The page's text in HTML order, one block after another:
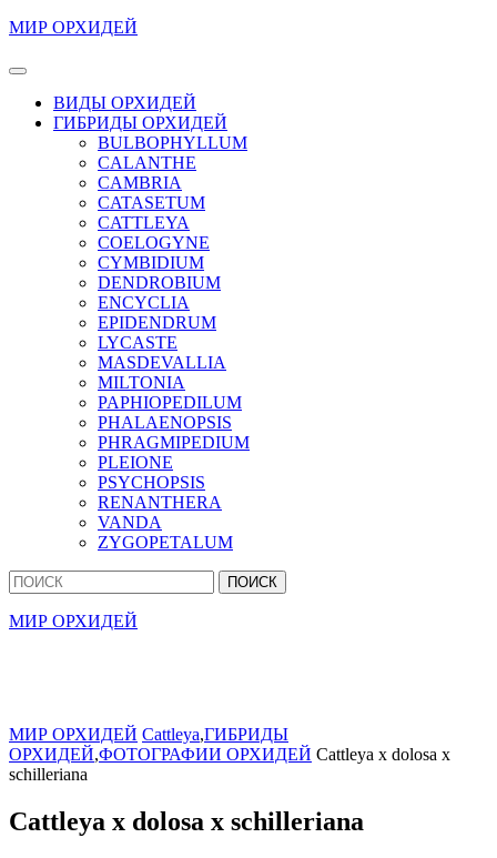
Перейти
содержимому
содержимому
МИР ОРХИДЕЙ
Кнопка
ОткрытьВИДЫ ОРХИДЕЙ
ГИБРИДЫ ОРХИДЕЙ
BULBOPHYLLUM
CALANTHE
CAMBRIA
CATASETUM
CATTLEYA
COELOGYNE
CYMBIDIUM
DENDROBIUM
ENCYCLIA
EPIDENDRUM
LYCASTE
MASDEVALLIA
MILTONIA
PAPHIOPEDILUM
PHALAENOPSIS
PHRAGMIPEDIUM
PLEIONE
PSYCHOPSIS
RENANTHERA
VANDA
ZYGOPETALUM
Кнопка
Закрыть
Найти:
МИР ОРХИДЕЙ
МИР ОРХИДЕЙ Cattleya,ГИБРИДЫ
ОРХИДЕЙ,ФОТОГРАФИИ ОРХИДЕЙ Cattleya x dolosa x
schilleriana
Cattleya x dolosa x schilleriana